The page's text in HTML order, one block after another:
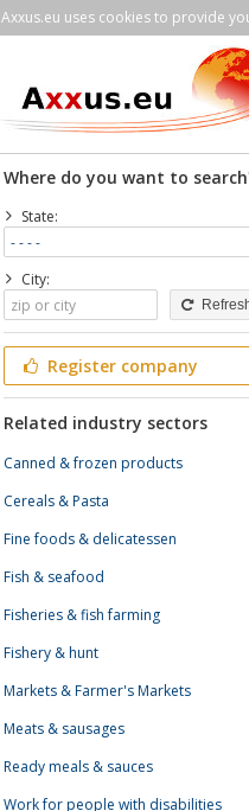
Axxus.eu uses cookies to provide
Where do you want to
State:
City:
Register company
Related industry sectors
Canned & frozen products
Cereals & Pasta
Fine foods & delicatessen
Fish & seafood
Fisheries & fish farming
Fishery & hunt
Markets & Farmer's Markets
Meats & sausages
Ready meals & sauces
Work for people with disabilities